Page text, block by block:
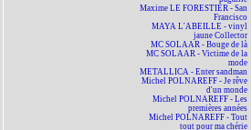
Maxime LE FORESTIER - San
Francisco
MAYA L'ABEILLE - vinyl
jaune Collector
MC SOLAAR - Bouge de là
MC SOLAAR - Victime de la
mode
METALLICA - Enter sandman
Michel POLNAREFF - Je rêve
d'un monde
Michel POLNAREFF - Les
premières années
Michel POLNAREFF - Tout
tout pour ma chérie